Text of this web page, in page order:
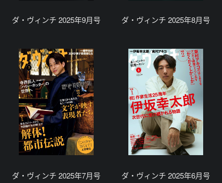
ダ・ヴィンチ 2025年9月号 ダ・ヴィンチ 2025年8月号
ダ・ヴィンチ 2025年7月号 ダ・ヴィンチ 2025年6月号